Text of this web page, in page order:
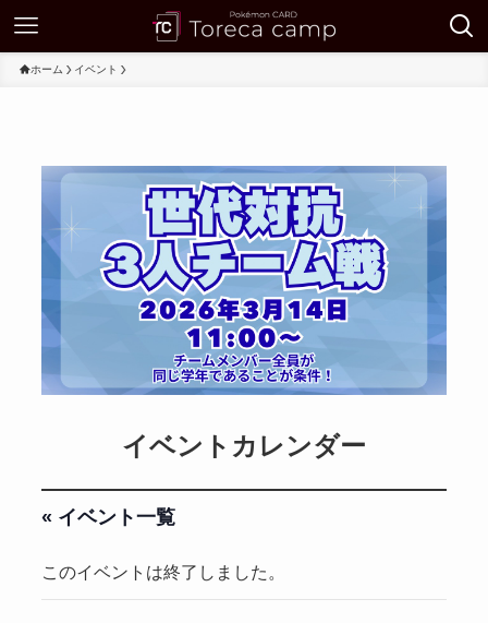
ホーム イベント
イベントカレンダー
« イベント一覧
このイベントは終了しました。